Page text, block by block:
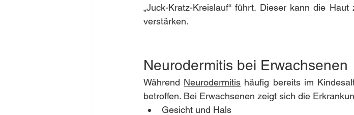
„Juck-Kratz-Kreislauf“ führt. Dieser kann die
verstärken.
Neurodermitis bei Erwachsenen
Während Neurodermitis häufig bereits im
betroffen. Bei Erwachsenen zeigt sich die
Gesicht und Hals